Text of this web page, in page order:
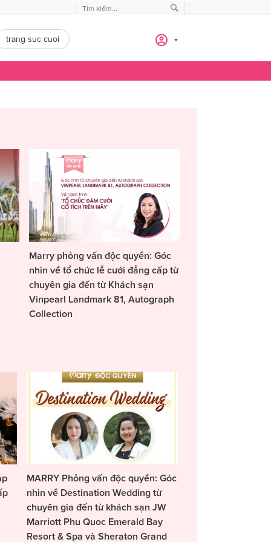
trang suc cuoi
Marry phỏng vấn độc quyền: Góc
nhìn về tổ chức lễ cưới đẳng cấp từ
chuyên gia đến từ Khách sạn
Vinpearl Landmark 81, Autograph
Collection
MARRY Phỏng vấn độc quyền: Góc
nhìn về Destination Wedding từ
chuyên gia đến từ khách sạn JW
Marriott Phu Quoc Emerald Bay
Resort & Spa và Sheraton Grand